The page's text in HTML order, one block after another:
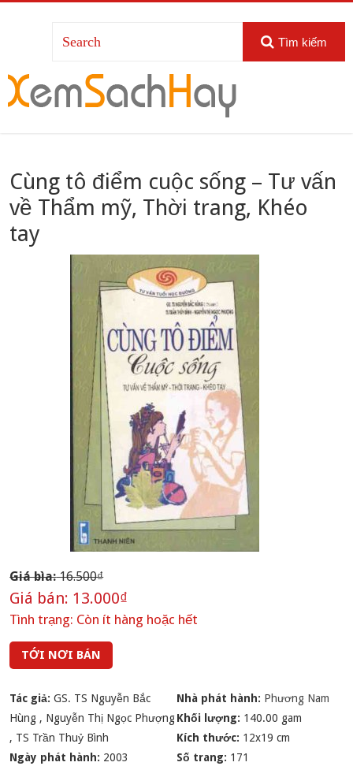
Tìm kiếm
Cùng tô điểm cuộc sống – Tư vấn
về Thẩm mỹ, Thời trang, Khéo
tay
Giá bìa:16.500₫
Giá bán: 13.000₫
Tình trạng: Còn ít hàng hoặc hết
TỚI NƠI BÁN
Tác giả:GS. TS Nguyễn Bắc
Hùng , Nguyễn Thị Ngọc Phượng
, TS Trần Thuỷ Bình
Nhà phát hành: Phương Nam
Khối lượng: 140.00 gam
Kích thước: 12x19 cm
Ngày phát hành: 2003 Số trang: 171